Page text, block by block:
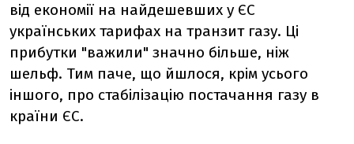
від економії на найдешевших у ЄС
українських тарифах на транзит газу. Ці
прибутки "важили" значно більше, ніж
шельф. Тим паче, що йшлося, крім усього
іншого, про стабілізацію постачання газу в
країни ЄС.